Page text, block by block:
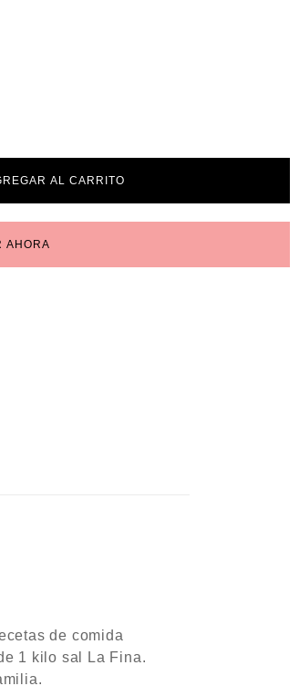
AL CARRITO
AHORA
de comida
1 kilo sal La Fina.